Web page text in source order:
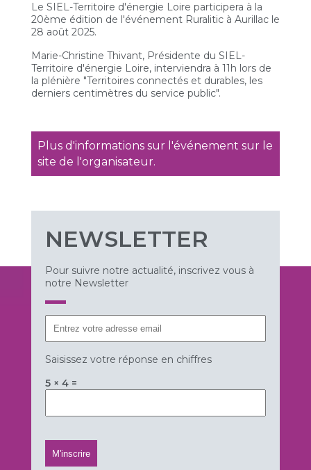
Le SIEL-Territoire d'énergie Loire participera à la
20ème édition de l'événement Ruralitic à Aurillac le
28 août 2025.
Marie-Christine Thivant, Présidente du SIEL-
Territoire d'énergie Loire, interviendra à 11h lors de
la plénière "Territoires connectés et durables, les
derniers centimètres du service public".
Plus d'informations sur l'événement sur le
site de l'organisateur.
NEWSLETTER
Pour suivre notre actualité, inscrivez vous à
notre Newsletter
Saisissez votre réponse en chiffres
5 × 4 =